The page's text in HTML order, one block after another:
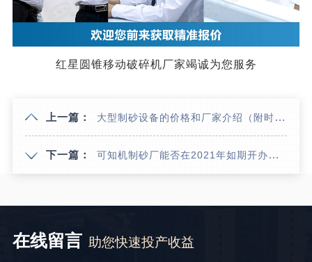
红星圆锥移动破碎机厂家竭诚为您服务
上一篇： 大型制砂设备的价格和厂家介绍（附时产500吨的制砂生产线案例）
下一篇： 可知机制砂厂能否在2021年如期开办？环评手续能否顺利通过？
在线留言 助您快速投产收益